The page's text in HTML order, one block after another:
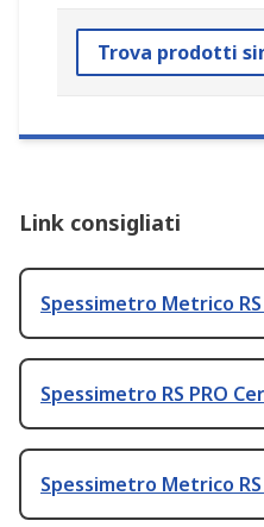
Trova prodotti
Link consigliati
Spessimetro Metrico
Spessimetro RS PRO
Spessimetro Metrico